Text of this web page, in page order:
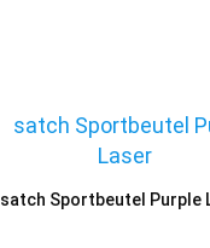
satch Sportbeutel Purple